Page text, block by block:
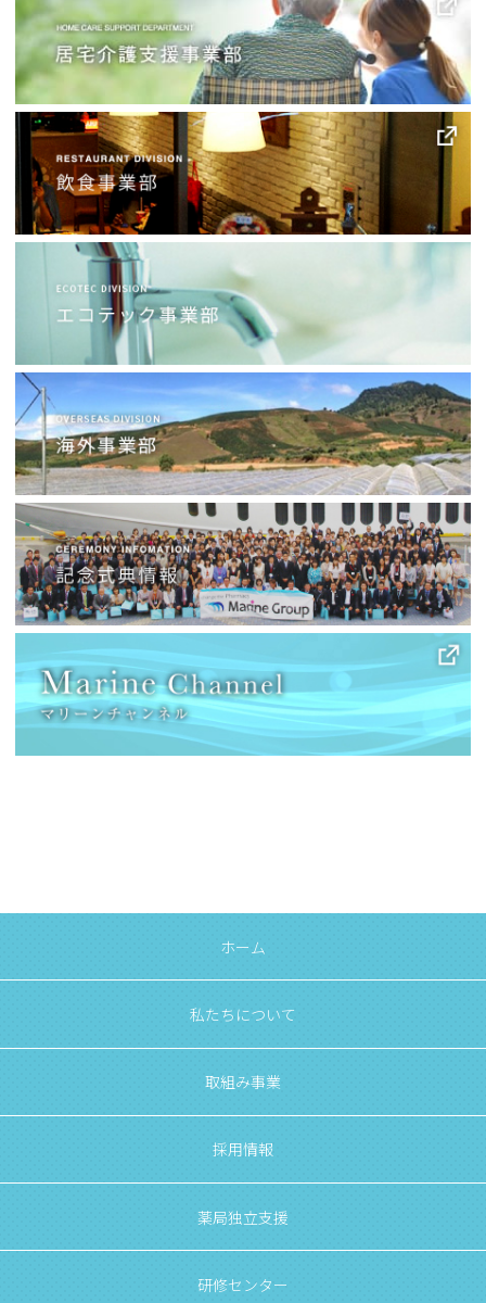
ホーム
私たちについて
取組み事業
採用情報
薬局独立支援
研修センター